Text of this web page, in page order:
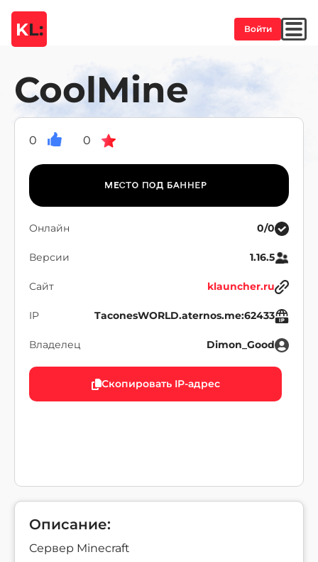
KL: Войти
CoolMine
0 0
Онлайн 0/0
Версии 1.16.5
Сайт klauncher.ru
IP TaconesWORLD.aternos.me:62433
Владелец Dimon_Good
Скопировать IP-адрес
Описание:
Сервер Minecraft